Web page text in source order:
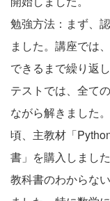
勉強方法：まず、
ました。講座では
できるまで繰り返
テストでは、全て
ながら解きました
頃、主教材「
書」を購入しました
教科書のわからな